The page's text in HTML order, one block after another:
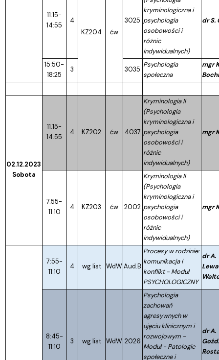
11:15-
14:55
4
KZ204
ćw
3025
kryminologiczna i
psychologia
osobowości i
różnic
indywidualnych)
dr S.
15:50-
18:25
3 3035
Psychologia
społeczna
mgr
02.12.2023
Sobota
11.15-
14.55
4 KZ202 ćw 4037
Kryminologia II
(Psychologia
kryminologiczna i
psychologia
osobowości i
różnic
indywidualnych)
mgr
7.55-
11.10
4 KZ203 ćw 2002
Kryminologia II
(Psychologia
kryminologiczna i
psychologia
osobowości i
różnic
indywidualnych)
mgr
7:55-
11:10
4 wg list WdW Aud.B
Procesy w rodzinie:
komunikacja i
konflikt - Moduł
PSYCHOLOGICZNY
dr A.
8:45-
11:10
3 wg list WdW 2026
Psychologia
zachowań
agresywnych w
ujęciu klinicznym i
rozwojowym -
Moduł - Patologie
społeczne i
dr A.